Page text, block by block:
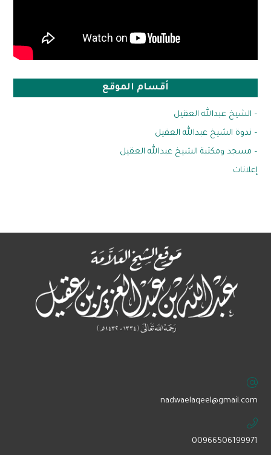
أقسام الموقع
– الشيخ عبدالله العقيل
– ندوة الشيخ عبدالله العقيل
– مسجد ومكتبة الشيخ عبدالله العقيل
إعلانات
‏nadwaelaqeel@gmail.com
00966506199971